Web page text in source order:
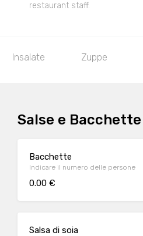
restaurant staff.
Insalate Zuppe
Salse e Bacchette
Bacchette
Indicare il numero delle persone
0.00 €
Salsa di soia